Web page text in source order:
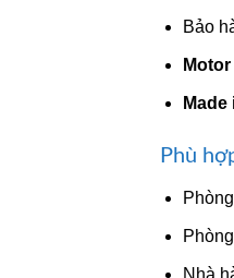
Bảo
Made
Phù
Nhà